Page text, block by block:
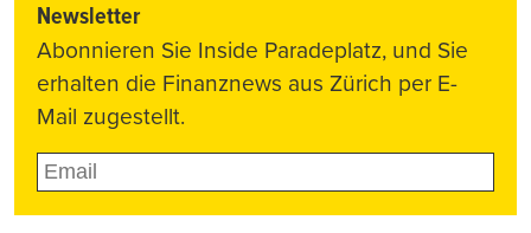
Newsletter
Abonnieren Sie Inside Paradeplatz, und Sie
erhalten die Finanznews aus Zürich per E-
Mail zugestellt.